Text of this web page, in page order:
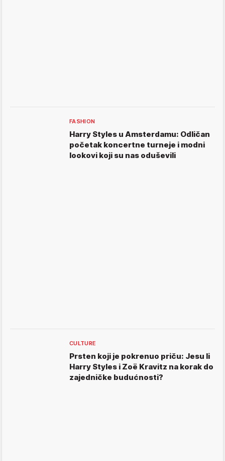
FASHION
Harry Styles u Amsterdamu: Odličan
početak koncertne turneje i modni
lookovi koji su nas oduševili
CULTURE
Prsten koji je pokrenuo priču: Jesu li
Harry Styles i Zoë Kravitz na korak do
zajedničke budućnosti?